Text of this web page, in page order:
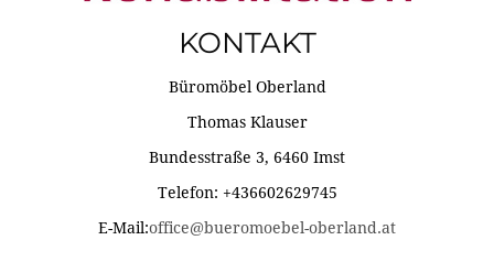
KONTAKT
Büromöbel Oberland
Thomas Klauser
Bundesstraße 3, 6460 Imst
Telefon: +436602629745
E-Mail:office@bueromoebel-oberland.at